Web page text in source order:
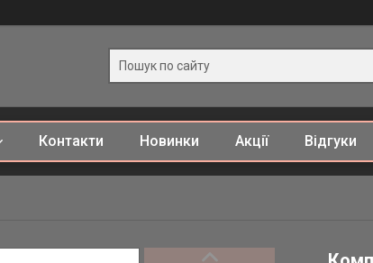
Контакти Новинки Акції Відгуки